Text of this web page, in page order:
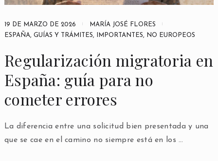
19 DE MARZO DE 2026
MARÍA JOSÉ FLORES
ESPAÑA, GUÍAS Y TRÁMITES, IMPORTANTES, NO EUROPEOS
Regularización migratoria en
España: guía para no
cometer errores
La diferencia entre una solicitud bien presentada y una
que se cae en el camino no siempre está en los …